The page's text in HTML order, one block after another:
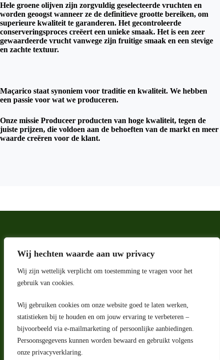
Wij hechten waarde aan uw privacy
Wij zijn wettelijk verplicht om toestemming te vragen voor het
gebruik van cookies.
Wij gebruiken cookies om onze website goed te laten werken,
statistieken bij te houden en om jouw ervaring te verbeteren –
bijvoorbeeld via e-mailmarketing of persoonlijke aanbiedingen.
Persoonsgegevens kunnen worden bewaard en gebruikt volgens
onze privacyverklaring.
Hele groene olijven zijn zorgvuldig geselecteerde vruchten en
worden geoogst wanneer ze de definitieve grootte bereiken, om
superieure kwaliteit te garanderen. Het gecontroleerde
conserveringsproces creëert een unieke smaak. Het is een zeer
gewaardeerde vrucht vanwege zijn fruitige smaak en een stevige
en zachte textuur.
Maçarico staat synoniem voor traditie en kwaliteit. We hebben
een passie voor wat we produceren.
Onze missie Produceer producten van hoge kwaliteit, tegen de
juiste prijzen, die voldoen aan de behoeften van de markt en meer
waarde creëren voor de klant.
Adres
Riga 4 E
2993 LW Barendrecht
Nederland